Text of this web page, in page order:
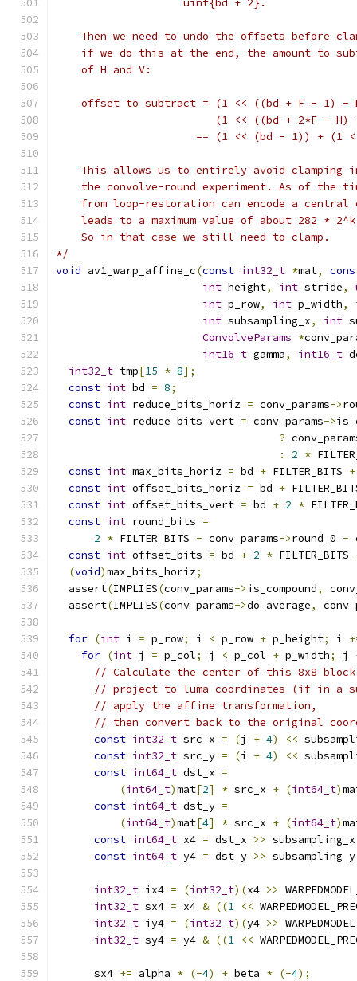
                    uint{bd + 2}.
Then we need to undo the offsets before
if we do this at the end, the amount to
    of H and V:
offset to subtract = (1 << ((bd + F - 1) -
(1 << ((bd + 2*F - H)
== (1 << (bd - 1)) + (1
This allows us to entirely avoid clamping
the convolve-round experiment. As of the
from loop-restoration can encode a central
leads to a maximum value of about 282 *
    So in that case we still need to clamp.
*/
void av1_warp_affine_c(const int32_t *mat,
int height, int stride,
int p_row, int p_width,
int subsampling_x, int
ConvolveParams *
int16_t gamma, int16_t
int32_t tmp[15 * 8];
const int bd = 8;
const int reduce_bits_horiz = conv_params->
const int reduce_bits_vert = conv_params->
?
:
2 *
const int max_bits_horiz = bd + FILTER_BITS +
const int offset_bits_horiz = bd +
const int offset_bits_vert = bd + 2 *
const int round_bits =
2 * FILTER_BITS - conv_params->round_0 -
const int offset_bits = bd + 2 * FILTER_BITS
(void)max_bits_horiz;
  assert
(IMPLIES(conv_params->is_compound,
  assert
(IMPLIES(conv_params->do_average,
for (int i = p_row; i < p_row + p_height; i
for (int j = p_col; j < p_col + p_width; j
// Calculate the center of this 8x8
// project to luma coordinates (if in a
// apply the affine transformation,
// then convert back to the original
const int32_t src_x = (j + 4) <<
const int32_t src_y = (i + 4) <<
const int64_t dst_x =
(int64_t)mat[2] * src_x + (int64_t)
const int64_t dst_y =
(int64_t)mat[4] * src_x + (int64_t)
const int64_t x4 = dst_x >> subsampling_x
const int64_t y4 = dst_y >> subsampling_y
int32_t ix4 = (int32_t)(x4 >>
int32_t sx4 = x4 & ((1 <<
int32_t iy4 = (int32_t)(y4 >>
int32_t sy4 = y4 & ((1 <<
      sx4
+= alpha * (-4) + beta * (-4);